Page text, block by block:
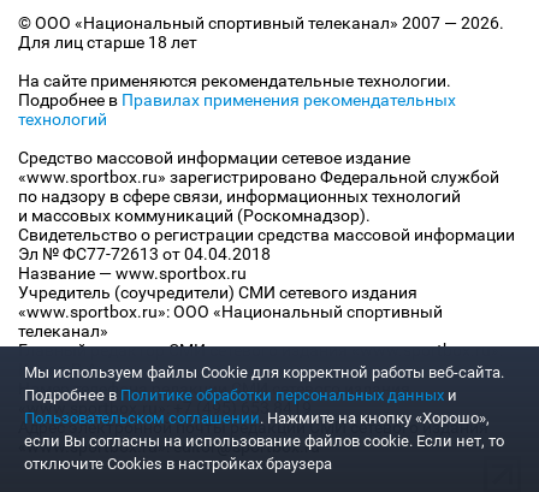
© ООО «Национальный спортивный телеканал» 2007 — 2026.
Для лиц старше 18 лет
На сайте применяются рекомендательные технологии.
Подробнее в Правилах применения рекомендательных
технологий
Средство массовой информации сетевое издание
«www.sportbox.ru» зарегистрировано Федеральной службой
по надзору в сфере связи, информационных технологий
и массовых коммуникаций (Роскомнадзор).
Свидетельство о регистрации средства массовой информации
Эл № ФС77-72613 от 04.04.2018
Название — www.sportbox.ru
Учредитель (соучредители) СМИ сетевого издания
«www.sportbox.ru»: ООО «Национальный спортивный
телеканал»
Главный редактор СМИ сетевого издания «www.sportbox.ru»:
Конов В.А.
Номер телефона редакции СМИ сетевого издания
«www.sportbox.ru»: +7 (495) 653 8419
Адрес электронной почты редакции СМИ сетевого издания
«www.sportbox.ru»: editor@sportbox.ru
Мы используем файлы Сookie для корректной работы веб-сайта.
Подробнее в Политике обработки персональных данных и
Пользовательском соглашении. Нажмите на кнопку «Хорошо»,
если Вы согласны на использование файлов cookie. Если нет, то
отключите Cookies в настройках браузера